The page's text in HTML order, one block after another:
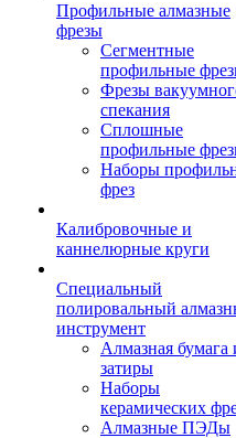
Профильные алмазные
фрезы
Сегментные
профильные
Фрезы
спекания
Сплошные
профильные
Наборы
фрез
Калибровочные и
каннелюрные круги
Специальный
полировальный
инструмент
Алмазная бумага
затиры
Наборы
керамических
Алмазные ПЭДы